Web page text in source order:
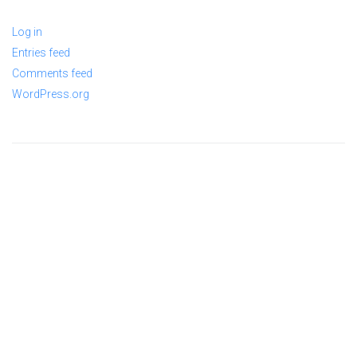
Log in
Entries feed
Comments feed
WordPress.org